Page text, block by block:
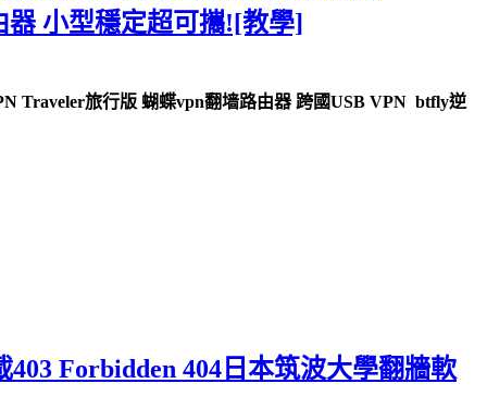
小型穩定超可攜![教學]
Traveler旅行版 蝴蝶vpn翻墙路由器 跨國USB VPN btfly逆
Forbidden 404日本筑波大學翻牆軟